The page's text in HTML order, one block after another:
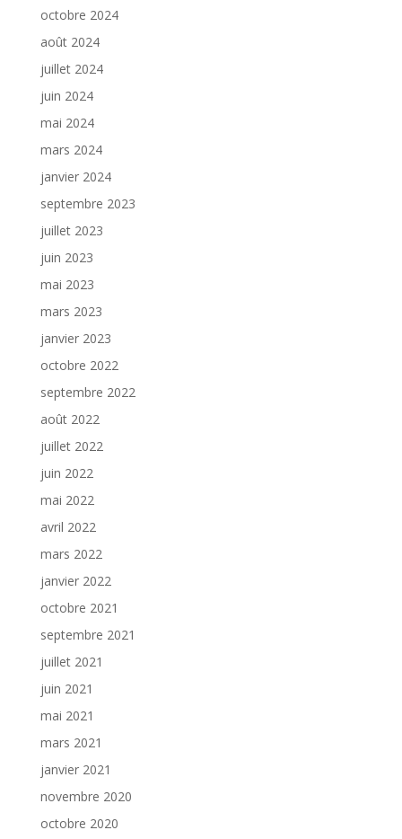
octobre 2024
août 2024
juillet 2024
juin 2024
mai 2024
mars 2024
janvier 2024
septembre 2023
juillet 2023
juin 2023
mai 2023
mars 2023
janvier 2023
octobre 2022
septembre 2022
août 2022
juillet 2022
juin 2022
mai 2022
avril 2022
mars 2022
janvier 2022
octobre 2021
septembre 2021
juillet 2021
juin 2021
mai 2021
mars 2021
janvier 2021
novembre 2020
octobre 2020